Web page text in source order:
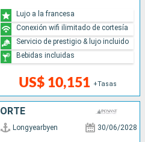
US$ 10,151 +Tasas
Lujo a la francesa
Conexión wifi ilimitado de cortesía
Servicio de prestigio & lujo incluido
Bebidas incluidas
Longyearbyen 30/06/2028